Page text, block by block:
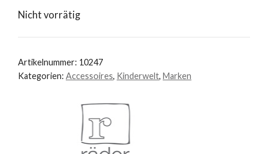
Nicht vorrätig
Artikelnummer: 10247
Kategorien: Accessoires, Kinderwelt, Marken